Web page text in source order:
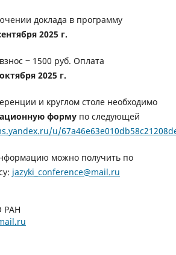
доклада в программу
2025 г.
‒ 1500 руб. Оплата
2025 г.
и круглом столе необходимо
формупо следующей
u/
можно получить по
jazyki_conference@mail.ru
РАН